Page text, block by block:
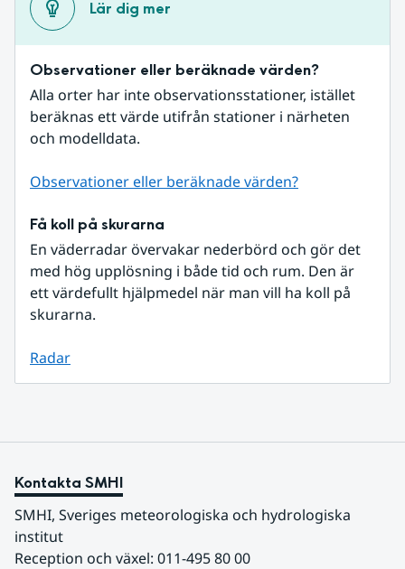
Lär dig mer
Observationer eller beräknade värden?
Alla orter har inte observationsstationer, istället
beräknas ett värde utifrån stationer i närheten
och modelldata.
Observationer eller beräknade värden?
Få koll på skurarna
En väderradar övervakar nederbörd och gör det
med hög upplösning i både tid och rum. Den är
ett värdefullt hjälpmedel när man vill ha koll på
skurarna.
Radar
Kontakta SMHI
SMHI, Sveriges meteorologiska och hydrologiska
institut
Reception och växel: 011-495 80 00